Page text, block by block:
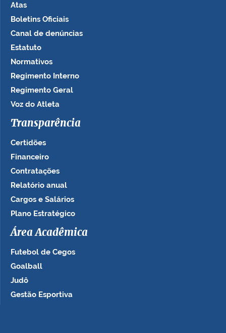
Atas
Boletins Oficiais
Canal de denúncias
Estatuto
Normativos
Regimento Interno
Regimento Geral
Voz do Atleta
Transparência
Certidões
Financeiro
Contratações
Relatório anual
Cargos e Salários
Plano Estratégico
Área Acadêmica
Futebol de Cegos
Goalball
Judô
Gestão Esportiva